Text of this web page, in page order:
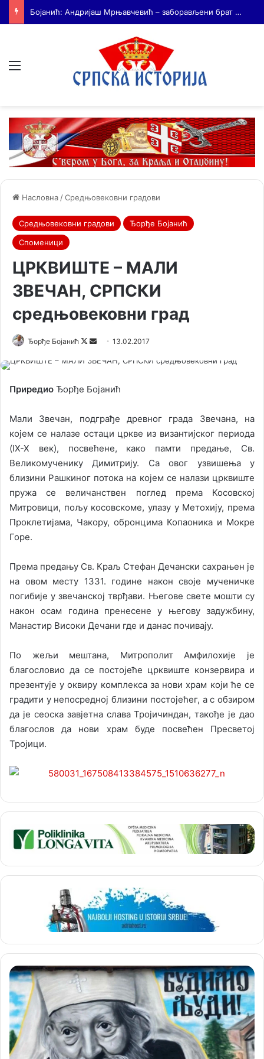
На Дражин дан у Лондону обележено 80. година од мучког убиства генерала Драгољуба Драже Михаиловића
Насловна /Средњовековни градови
Средњовековни градови
Ђорђе Бојанић
Споменици
ЦРКВИШТЕ – МАЛИ
ЗВЕЧАН, СРПСКИ
средњовековни град
Ђорђе Бојанић
F
o
n
X
d
e
m
a
i
l
13.02.2017
Приредио Ђорђе Бојанић
Мали Звечан, подграђе древног града Звечана, на
којем се налазе остаци цркве из византијског периода
(IX-X век), посвећене, како памти предање, Св.
Великомученику Димитрију. Са овог узвишења у
близини Рашкиног потока на којем се налази црквиште
пружа се величанствен поглед према Косовској
Митровици, пољу косовскоме, улазу у Метохију, према
Проклетијама, Чакору, обронцима Копаоника и Мокре
Горе.
Према предању Св. Краљ Стефан Дечански сахрањен је
на овом месту 1331. године након своје мученичке
погибије у звечанској тврђави. Његове свете мошти су
након осам година пренесене у његову задужбину,
Манастир Високи Дечани где и данас почивају.
По жељи мештана, Митрополит Амфилохије је
благословио да се постојеће црквиште конзервира и
презентује у оквиру комплекса за нови храм који ће се
градити у непосредној близини постојећег, а с обзиром
да је сеоска завјетна слава Тројичиндан, такође је дао
благослов да нови храм буде посвећен Пресветој
Тројици.